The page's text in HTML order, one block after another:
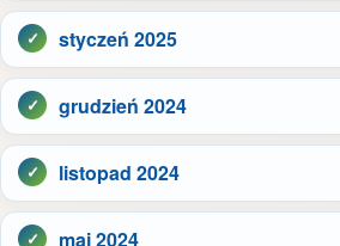
styczeń 2025
grudzień 2024
listopad 2024
maj 2024